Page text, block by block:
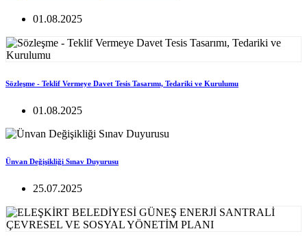
01.08.2025
Sözleşme - Teklif Vermeye Davet Tesis Tasarımı, Tedariki ve Kurulumu
01.08.2025
Ünvan Değişikliği Sınav Duyurusu
25.07.2025